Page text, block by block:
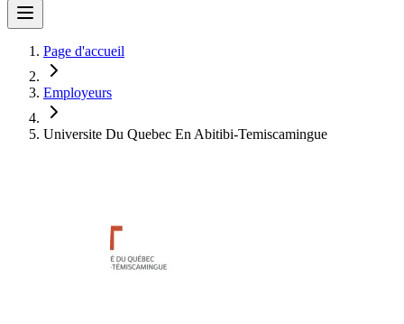
Page d'accueil
Employeurs
Universite Du Quebec En Abitibi-Temiscamingue